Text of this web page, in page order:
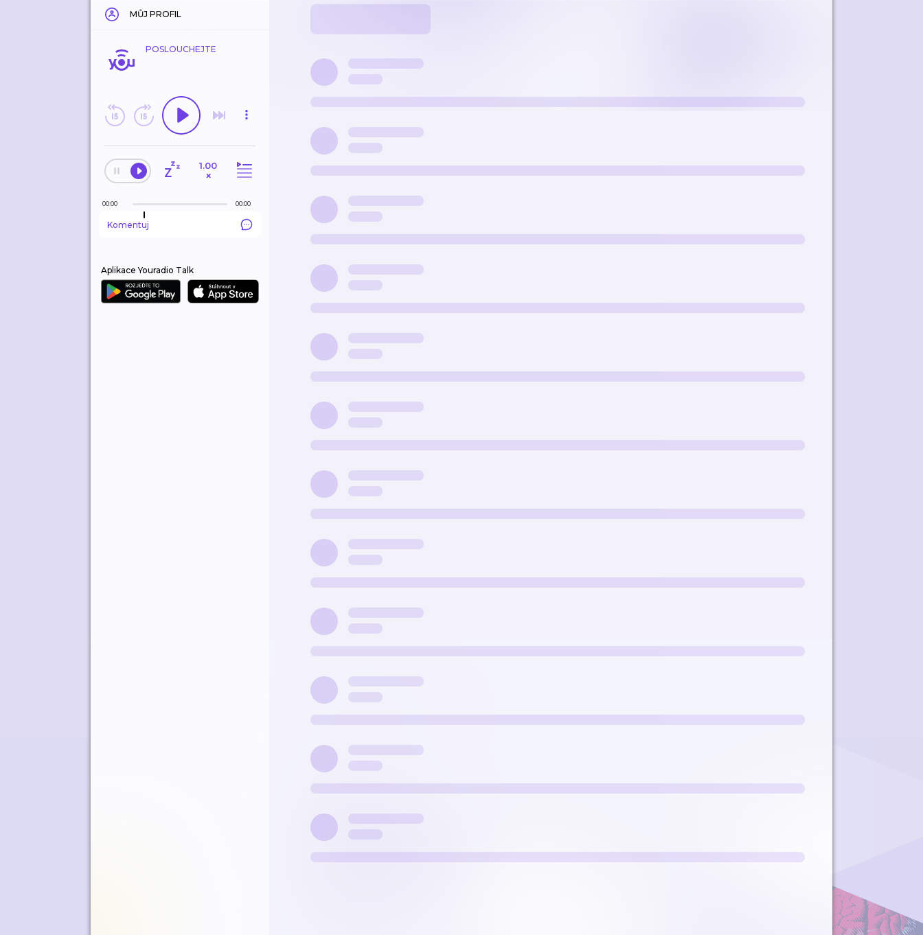
MŮJ PROFIL
POSLOUCHEJTE
1.00
×
00:00 00:00
Komentuj
Aplikace Youradio Talk